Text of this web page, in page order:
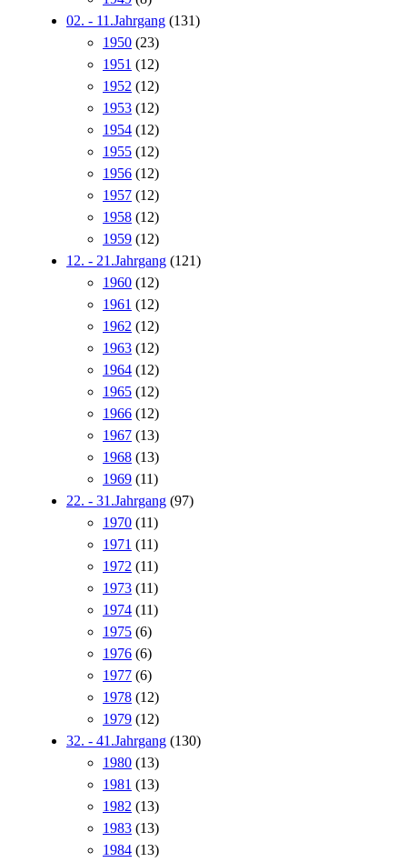
02. - 11.Jahrgang (131)
1950 (23)
1951 (12)
1952 (12)
1953 (12)
1954 (12)
1955 (12)
1956 (12)
1957 (12)
1958 (12)
1959 (12)
12. - 21.Jahrgang (121)
1960 (12)
1961 (12)
1962 (12)
1963 (12)
1964 (12)
1965 (12)
1966 (12)
1967 (13)
1968 (13)
1969 (11)
22. - 31.Jahrgang (97)
1970 (11)
1971 (11)
1972 (11)
1973 (11)
1974 (11)
1975 (6)
1976 (6)
1977 (6)
1978 (12)
1979 (12)
32. - 41.Jahrgang (130)
1980 (13)
1981 (13)
1982 (13)
1983 (13)
1984 (13)